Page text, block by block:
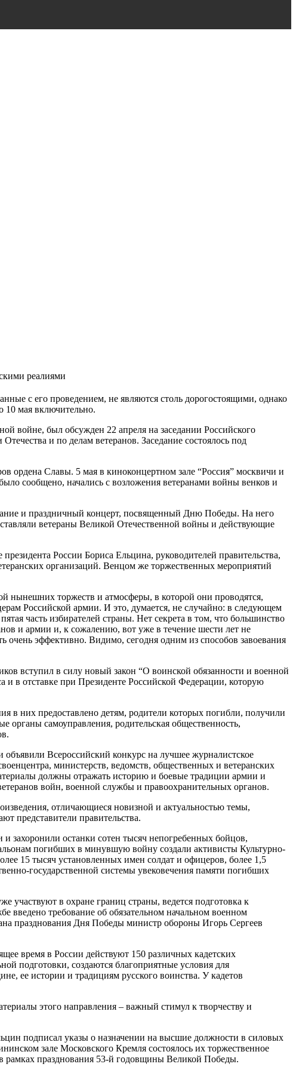
реалиями
с его проведением, не являются столь дорогостоящими, однако
10 мая включительно.
войне, был обсужден 22 апреля на заседании Российского
и по делам ветеранов. Заседание состоялось под
ордена Славы. 5 мая в киноконцертном зале “Россия” москвичи и
сообщено, начались с возложения ветеранами войны венков и
и праздничный концерт, посвященный Дню Победы. На него
ветераны Великой Отечественной войны и действующие
России Бориса Ельцина, руководителей правительства,
организаций. Венцом же торжественных мероприятий
нынешних торжеств и атмосферы, в которой они проводятся,
Российской армии. И это, думается, не случайно: в следующем
часть избирателей страны. Нет секрета в том, что большинство
и армии и, к сожалению, вот уже в течение шести лет не
очень эффективно. Видимо, сегодня одним из способов завоевания
вступил в силу новый закон “О воинской обязанности и военной
и в отставке при Президенте Российской Федерации, которую
в них предоставлено детям, родители которых погибли, получили
органы самоуправления, родительская общественность,
Всероссийский конкурс на лучшее журналистское
министерств, ведомств, общественных и ветеранских
должны отражать историю и боевые традиции армии и
войн, военной службы и правоохранительных органов.
отличающиеся новизной и актуальностью темы,
представители правительства.
захоронили останки сотен тысяч непогребенных бойцов,
погибших в минувшую войну создали активисты Культурно-
15 тысяч установленных имен солдат и офицеров, более 1,5
государственной системы увековечения памяти погибших
участвуют в охране границ страны, ведется подготовка к
требование об обязательном начальном военном
празднования Дня Победы министр обороны Игорь Сергеев
время в России действуют 150 различных кадетских
подготовки, создаются благоприятные условия для
ее истории и традициям русского воинства. У кадетов
этого направления – важный стимул к творчеству и
подписал указы о назначении на высшие должности в силовых
зале Московского Кремля состоялось их торжественное
рамках празднования 53-й годовщины Великой Победы.